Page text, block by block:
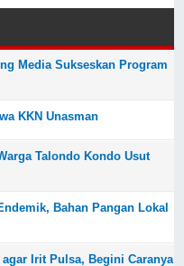
Media Sukseskan Program
KKN Unasman
Talondo Kondo Usut
Bahan Pangan Lokal
Irit Pulsa, Begini Caranya